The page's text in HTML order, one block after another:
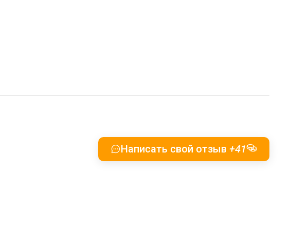
Написать свой отзыв +41